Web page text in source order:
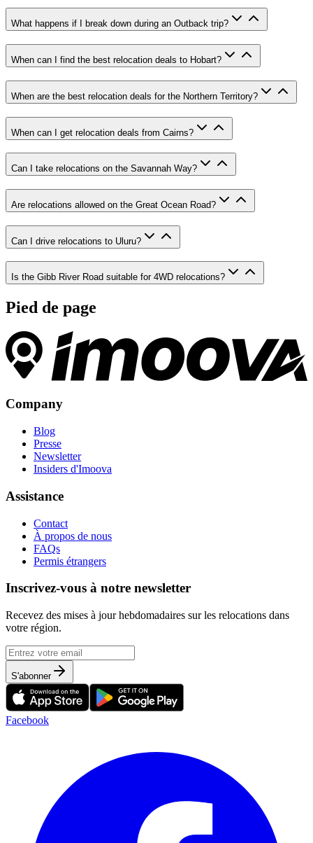
What happens if I break down during an Outback trip?
When can I find the best relocation deals to Hobart?
When are the best relocation deals for the Northern Territory?
When can I get relocation deals from Cairns?
Can I take relocations on the Savannah Way?
Are relocations allowed on the Great Ocean Road?
Can I drive relocations to Uluru?
Is the Gibb River Road suitable for 4WD relocations?
Pied de page
Company
Blog
Presse
Newsletter
Insiders d'Imoova
Assistance
Contact
À propos de nous
FAQs
Permis étrangers
Inscrivez-vous à notre newsletter
Recevez des mises à jour hebdomadaires sur les relocations dans
votre région.
S'abonner
Facebook